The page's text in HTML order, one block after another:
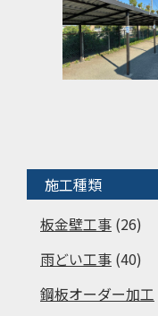
施工種類
板金壁工事 (26)
雨どい工事 (40)
鋼板オーダー加工